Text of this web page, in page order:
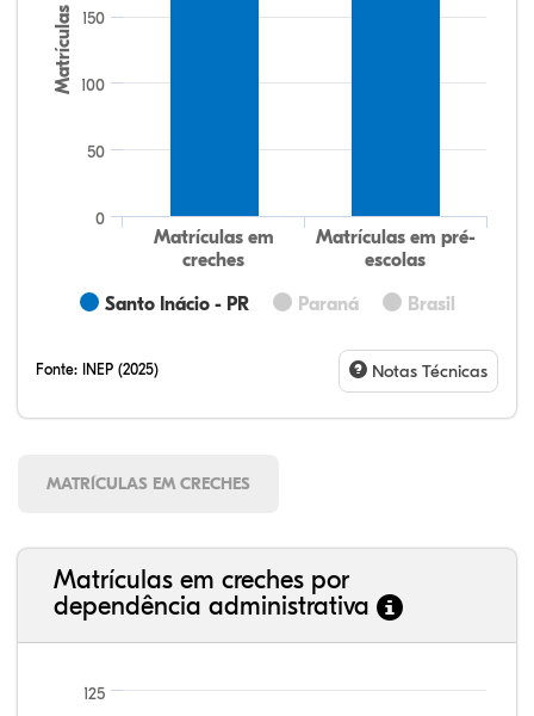
Matrículas
Santo Inácio - PR Paraná Brasil
Matrículas em
creches
Matrículas em pré-
escolas
0
50
100
150
Fonte: INEP (2025) Notas Técnicas
MATRÍCULAS EM CRECHES
Matrículas em creches por
dependência administrativa
125